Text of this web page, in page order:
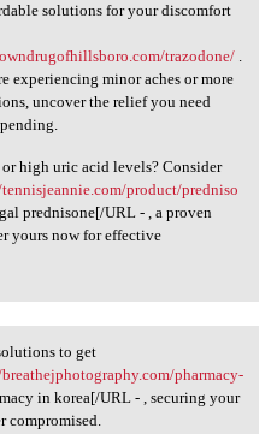
solutions for your discomfort
trazodone/.
experiencing minor aches or more
uncover the relief you need
high uric acid levels? Consider
product/predniso
prednisone[/URL - , a proven
yours now for effective
solutions to get
to get
pharmacy-
in korea[/URL - , securing your
compromised.